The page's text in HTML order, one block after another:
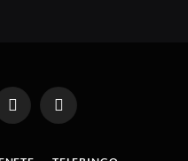
InstagramPinterest